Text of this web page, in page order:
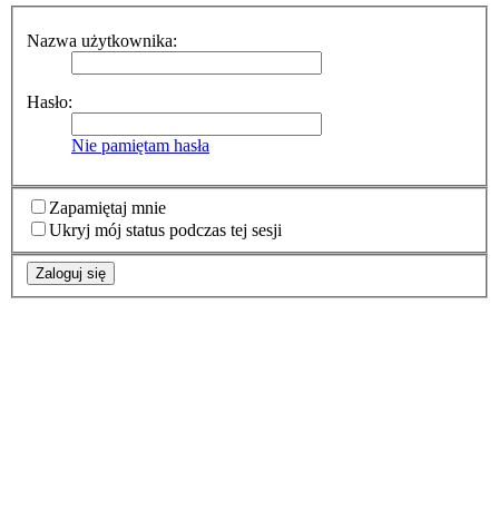
Nazwa użytkownika:
Hasło:
Nie pamiętam hasła
Zapamiętaj mnie
Ukryj mój status podczas tej sesji